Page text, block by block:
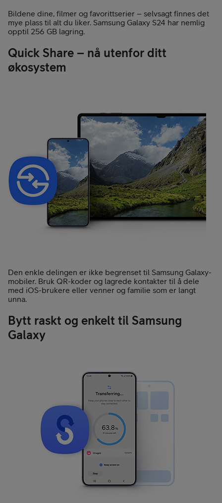
Bildene dine, filmer og favorittserier – selvsagt finnes det
mye plass til alt du liker. Samsung Galaxy S24 har nemlig
opptil 256 GB lagring.
Quick Share – nå utenfor ditt
økosystem
Den enkle delingen er ikke begrenset til Samsung Galaxy-
mobiler. Bruk QR-koder og lagrede kontakter til å dele
med iOS-brukere eller venner og familie som er langt
unna.
Bytt raskt og enkelt til Samsung
Galaxy